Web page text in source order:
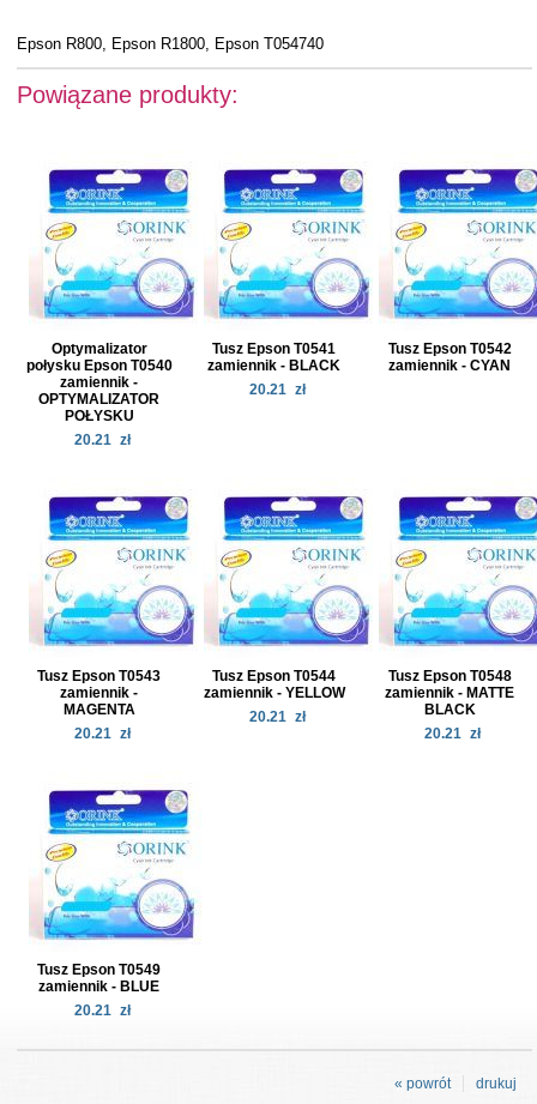
Epson R800, Epson R1800, Epson T054740
Powiązane produkty:
Optymalizator
połysku Epson T0540
zamiennik -
OPTYMALIZATOR
POŁYSKU
20.21 zł
Tusz Epson T0541
zamiennik - BLACK
20.21 zł
Tusz Epson T0542
zamiennik - CYAN
Tusz Epson T0543
zamiennik -
MAGENTA
20.21 zł
Tusz Epson T0544
zamiennik - YELLOW
20.21 zł
Tusz Epson T0548
zamiennik - MATTE
BLACK
20.21 zł
Tusz Epson T0549
zamiennik - BLUE
20.21 zł
drukuj
« powrót